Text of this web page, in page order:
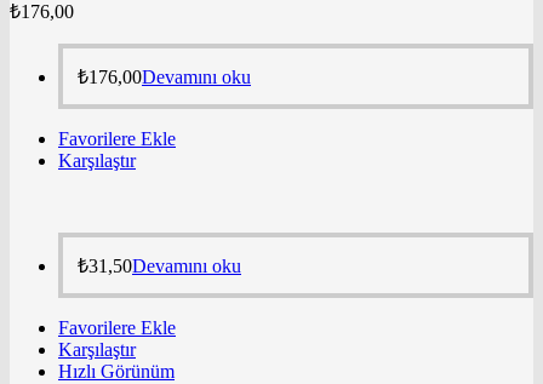
₺176,00
₺176,00Devamını oku
Favorilere Ekle
Karşılaştır
₺31,50Devamını oku
Favorilere Ekle
Karşılaştır
Hızlı Görünüm